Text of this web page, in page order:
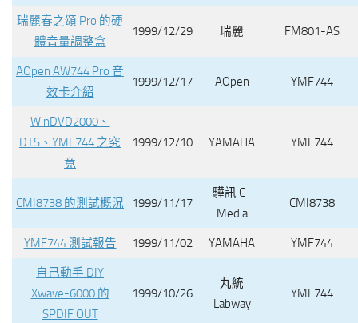
瑞麗春之頌 Pro 的硬
體音量調整盒
1999/12/29 瑞麗 FM801-AS
AOpen AW744 Pro 音
效卡介紹
1999/12/17 AOpen YMF744
WinDVD2000、
DTS、YMF744 之究
竟
1999/12/10 YAMAHA YMF744
CMI8738 的測試概況 1999/11/17
驊訊 C-
Media
CMI8738
YMF744 測試報告 1999/11/02 YAMAHA YMF744
自己動手 DIY
Xwave-6000 的
SPDIF OUT
1999/10/26
丸統
Labway
YMF744